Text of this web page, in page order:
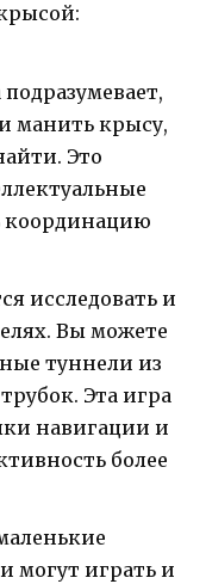
манить крысу,
Это
координацию
исследовать и
Вы можете
туннели из
Эта игра
навигации и
более
могут играть и